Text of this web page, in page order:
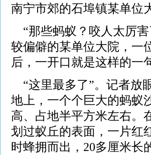
南宁市郊的石埠镇某单位
“那些蚂蚁？咬人太厉
较偏僻的某单位大院，一
后，一开口就是这样的一
“这里最多了”。记者放
地上，一个个巨大的蚂蚁
高、占地半平方米左右。
划过蚁丘的表面，一片红
时蜂拥而出，20多厘米长